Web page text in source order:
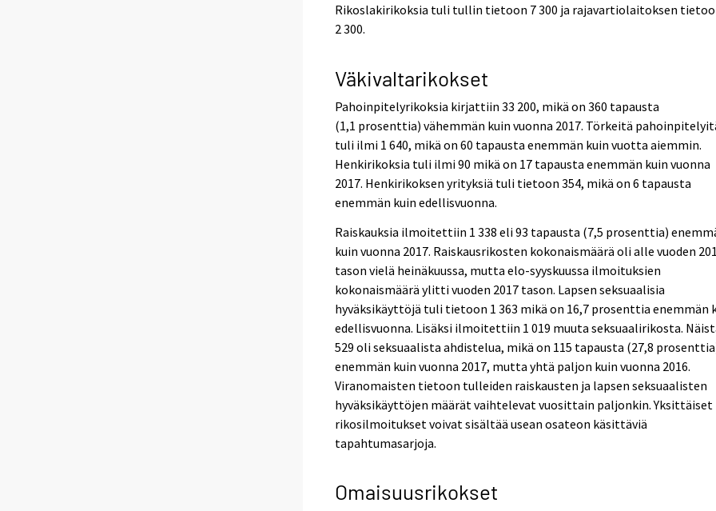
Rikoslakirikoksia tuli tullin tietoon 7 300 ja rajavartiolaitoksen
2 300.
Väkivaltarikokset
Pahoinpitelyrikoksia kirjattiin 33 200, mikä on 360 tapausta
(1,1 prosenttia) vähemmän kuin vuonna 2017. Törkeitä
tuli ilmi 1 640, mikä on 60 tapausta enemmän kuin vuotta aiemmin.
Henkirikoksia tuli ilmi 90 mikä on 17 tapausta enemmän kuin vuonna
2017. Henkirikoksen yrityksiä tuli tietoon 354, mikä on 6 tapausta
enemmän kuin edellisvuonna.
Raiskauksia ilmoitettiin 1 338 eli 93 tapausta (7,5 prosenttia)
kuin vuonna 2017. Raiskausrikosten kokonaismäärä oli alle vuoden
tason vielä heinäkuussa, mutta elo-syyskuussa ilmoituksien
kokonaismäärä ylitti vuoden 2017 tason. Lapsen seksuaalisia
hyväksikäyttöjä tuli tietoon 1 363 mikä on 16,7 prosenttia enemmän
edellisvuonna. Lisäksi ilmoitettiin 1 019 muuta seksuaalirikosta.
529 oli seksuaalista ahdistelua, mikä on 115 tapausta (27,8
enemmän kuin vuonna 2017, mutta yhtä paljon kuin vuonna 2016.
Viranomaisten tietoon tulleiden raiskausten ja lapsen seksuaalisten
hyväksikäyttöjen määrät vaihtelevat vuosittain paljonkin. Yksittäiset
rikosilmoitukset voivat sisältää usean osateon käsittäviä
tapahtumasarjoja.
Omaisuusrikokset